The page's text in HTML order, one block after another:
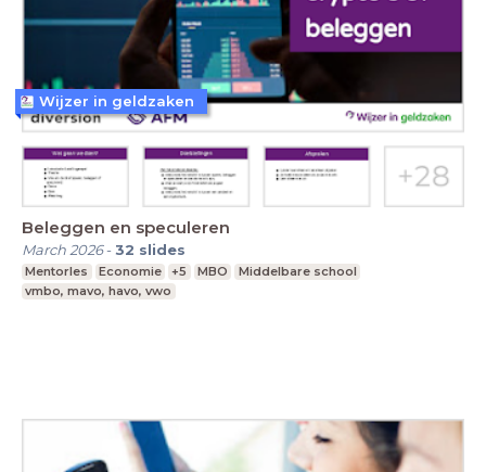
Beleggen en speculeren
March 2026-32 slides
Mentorles Economie +5 MBO
Middelbare school
vmbo, mavo, havo, vwo
Wijzer in geldzaken